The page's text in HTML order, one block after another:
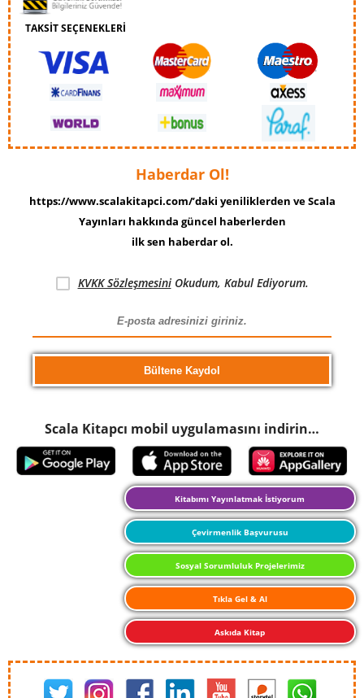
TAKSİT SEÇENEKLERİ
Haberdar Ol!
https://www.scalakitapci.com/’daki yeniliklerden ve Scala
Yayınları hakkında güncel haberlerden
ilk sen haberdar ol.
KVKK SözleşmesiniOkudum, Kabul Ediyorum.
Scala Kitapcı mobil uygulamasını indirin…
Kitabımı Yayınlatmak İstiyorum
Çevirmenlik Başvurusu
Sosyal Sorumluluk Projelerimiz
Tıkla Gel & Al
Askıda Kitap